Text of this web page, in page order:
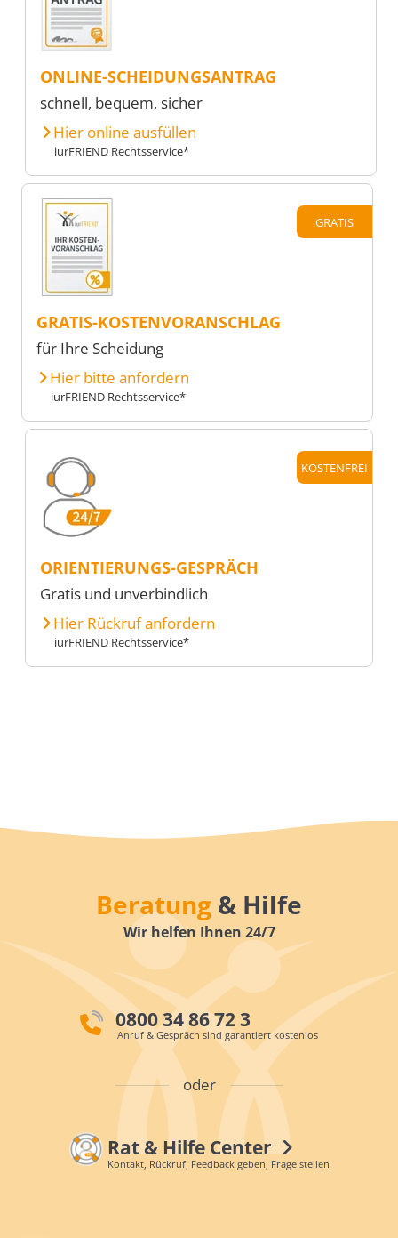
ONLINE-SCHEIDUNGSANTRAG
schnell, bequem, sicher
Hier online ausfüllen
iurFRIEND Rechtsservice*
GRATIS
GRATIS-KOSTENVORANSCHLAG
für Ihre Scheidung
Hier bitte anfordern
iurFRIEND Rechtsservice*
KOSTENFREI
ORIENTIERUNGS-GESPRÄCH
Gratis und unverbindlich
Hier Rückruf anfordern
iurFRIEND Rechtsservice*
Beratung & Hilfe
Wir helfen Ihnen 24/7
0800 34 86 72 3
Anruf & Gespräch sind garantiert kostenlos
oder
Rat & Hilfe Center
Kontakt, Rückruf, Feedback geben, Frage stellen